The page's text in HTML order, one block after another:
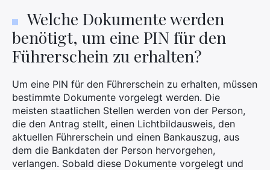
Welche Dokumente werden
benötigt, um eine PIN für den
Führerschein zu erhalten?
Um eine PIN für den Führerschein zu erhalten, müssen
bestimmte Dokumente vorgelegt werden. Die
meisten staatlichen Stellen werden von der Person,
die den Antrag stellt, einen Lichtbildausweis, den
aktuellen Führerschein und einen Bankauszug, aus
dem die Bankdaten der Person hervorgehen,
verlangen. Sobald diese Dokumente vorgelegt und
Sie
nach: